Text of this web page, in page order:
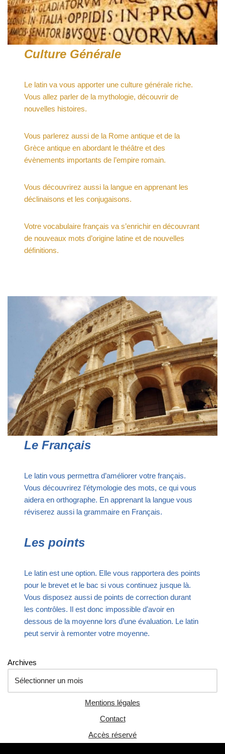
Culture Générale
Le latin va vous apporter une culture générale riche.
Vous allez parler de la mythologie, découvrir de
nouvelles histoires.
Vous parlerez aussi de la Rome antique et de la
Grèce antique en abordant le théâtre et des
évènements importants de l’empire romain.
Vous découvrirez aussi la langue en apprenant les
déclinaisons et les conjugaisons.
Votre vocabulaire français va s’enrichir en découvrant
de nouveaux mots d’origine latine et de nouvelles
définitions.
Le Français
Le latin vous permettra d’améliorer votre français.
Vous découvrirez l’étymologie des mots, ce qui vous
aidera en orthographe. En apprenant la langue vous
réviserez aussi la grammaire en Français.
Les points
Le latin est une option. Elle vous rapportera des points
pour le brevet et le bac si vous continuez jusque là.
Vous disposez aussi de points de correction durant
les contrôles. Il est donc impossible d’avoir en
dessous de la moyenne lors d’une évaluation. Le latin
peut servir à remonter votre moyenne.
Archives
Mentions légales
Contact
Accès réservé